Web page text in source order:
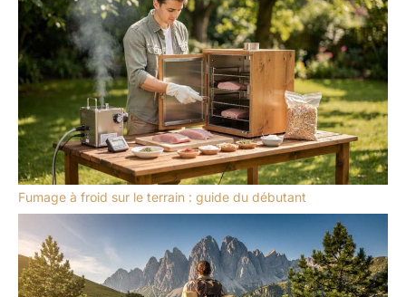
Fumage à froid sur le terrain : guide du débutant